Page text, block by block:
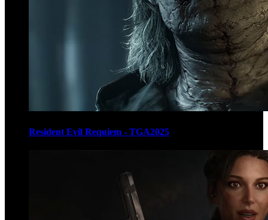
Resident Evil Requiem - TGA2025